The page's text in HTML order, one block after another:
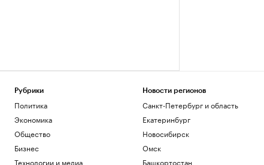
Рубрики
Политика
Экономика
Общество
Бизнес
Технологии и медиа
Новости регионов
Санкт-Петербург и область
Екатеринбург
Новосибирск
Омск
Башкортостан